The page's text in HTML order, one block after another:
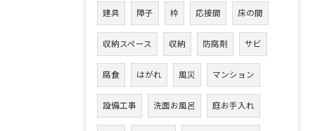
建具 障子 枠 応接間 床の間
収納スペース 収納 防腐剤 サビ
腐食 はがれ 風災 マンション
設備工事 洗面お風呂 庭お手入れ